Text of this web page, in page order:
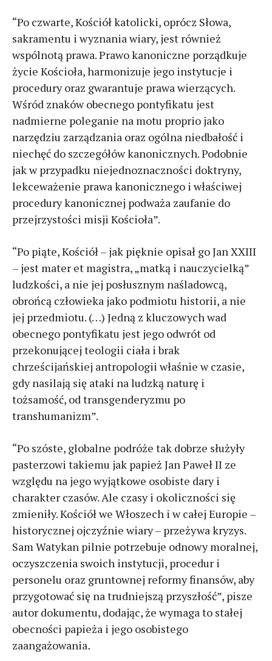
“Po czwarte, Kościół katolicki, oprócz Słowa,
sakramentu i wyznania wiary, jest również
wspólnotą prawa. Prawo kanoniczne porządkuje
życie Kościoła, harmonizuje jego instytucje i
procedury oraz gwarantuje prawa wierzących.
Wśród znaków obecnego pontyfikatu jest
nadmierne poleganie na motu proprio jako
narzędziu zarządzania oraz ogólna niedbałość i
niechęć do szczegółów kanonicznych. Podobnie
jak w przypadku niejednoznaczności doktryny,
lekceważenie prawa kanonicznego i właściwej
procedury kanonicznej podważa zaufanie do
przejrzystości misji Kościoła”.
“Po piąte, Kościół – jak pięknie opisał go Jan XXIII
– jest mater et magistra, „matką i nauczycielką”
ludzkości, a nie jej posłusznym naśladowcą,
obrońcą człowieka jako podmiotu historii, a nie
jej przedmiotu. (…) Jedną z kluczowych wad
obecnego pontyfikatu jest jego odwrót od
przekonującej teologii ciała i brak
chrześcijańskiej antropologii właśnie w czasie,
gdy nasilają się ataki na ludzką naturę i
tożsamość, od transgenderyzmu po
transhumanizm”.
“Po szóste, globalne podróże tak dobrze służyły
pasterzowi takiemu jak papież Jan Paweł II ze
względu na jego wyjątkowe osobiste dary i
charakter czasów. Ale czasy i okoliczności się
zmieniły. Kościół we Włoszech i w całej Europie –
historycznej ojczyźnie wiary – przeżywa kryzys.
Sam Watykan pilnie potrzebuje odnowy moralnej,
oczyszczenia swoich instytucji, procedur i
personelu oraz gruntownej reformy finansów, aby
przygotować się na trudniejszą przyszłość”, pisze
autor dokumentu, dodając, że wymaga to stałej
obecności papieża i jego osobistego
zaangażowania.